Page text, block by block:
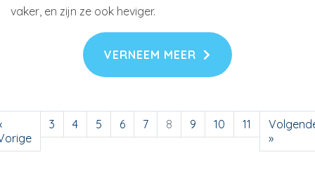
vaker, en zijn ze ook heviger.
VERNEEM MEER
3 4 5 6 7 8 9 10 11
»